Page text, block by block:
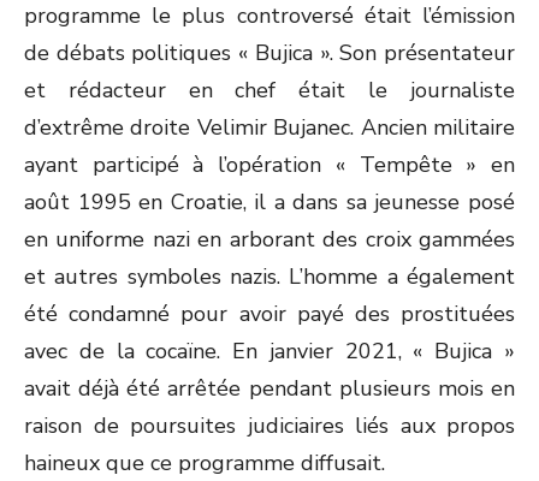
programme le plus controversé était l’émission
de débats politiques « Bujica ». Son présentateur
et rédacteur en chef était le journaliste
d’extrême droite Velimir Bujanec. Ancien militaire
ayant participé à l’opération « Tempête » en
août 1995 en Croatie, il a dans sa jeunesse posé
en uniforme nazi en arborant des croix gammées
et autres symboles nazis. L’homme a également
été condamné pour avoir payé des prostituées
avec de la cocaïne. En janvier 2021, « Bujica »
avait déjà été arrêtée pendant plusieurs mois en
raison de poursuites judiciaires liés aux propos
haineux que ce programme diffusait.